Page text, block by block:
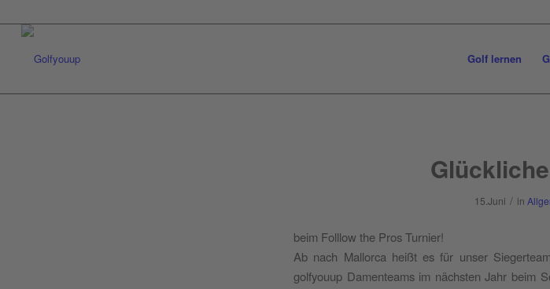
Golf lernen
15.Juni / in
beim Folllow the Pros Turnier!
Ab nach Mallorca heißt es für unser
golfyouup Damenteams im nächsten Jahr beim